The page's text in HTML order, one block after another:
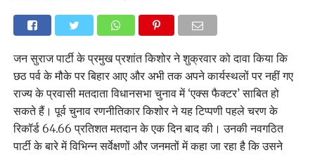
जन सुराज पार्टी के प्रमुख प्रशांत किशोर ने शुक्रवार को दावा किया कि
छठ पर्व के मौके पर बिहार आए और अभी तक अपने कार्यस्थलों पर नहीं गए
राज्य के प्रवासी मतदाता विधानसभा चुनाव में ‘एक्स फैक्टर’ साबित हो
सकते हैं। पूर्व चुनाव रणनीतिकार किशोर ने यह टिप्पणी पहले चरण के
रिकॉर्ड 64.66 प्रतिशत मतदान के एक दिन बाद की। उनकी नवगठित
पार्टी के बारे में विभिन्न सर्वेक्षणों और जनमतों में कहा जा रहा है कि उसने